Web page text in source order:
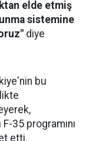
elde etmiş
sistemine
diye
bu
35 programını
etti.